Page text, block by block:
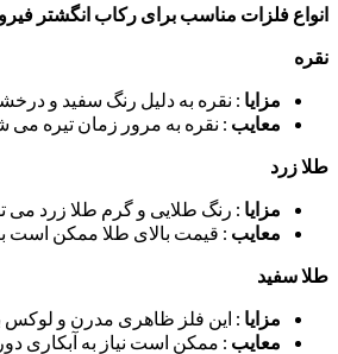
انواع فلزات مناسب برای رکاب انگشتر
نقره
مزایا : نقره به دلیل رنگ سفید و
معایب : نقره به مرور زمان تیره می
طلا زرد
مزایا : رنگ طلایی و گرم طلا زرد می
معایب : قیمت بالای طلا ممکن است
طلا سفید
مزایا : این فلز ظاهری مدرن و لوکس
معایب : ممکن است نیاز به آبکاری